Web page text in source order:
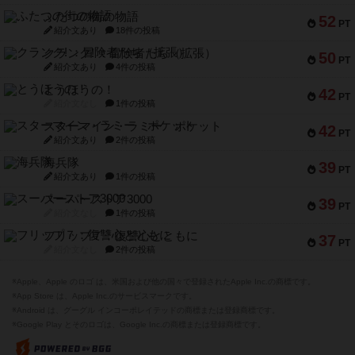
52 PT
ふたつの街の物語
紹介文あり 18件の投稿
50 PT
クランク! ：冒険者たち（拡張）
紹介文あり 4件の投稿
42 PT
とうほうの！
1件の投稿
42 PT
スターマイン・ラミー ポケット
紹介文あり 2件の投稿
39 PT
海兵隊
紹介文あり 1件の投稿
39 PT
スーパーストア3000
1件の投稿
37 PT
フリップ７：復讐心とともに
2件の投稿